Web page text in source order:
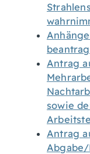
Antrag
sowie
Antrag